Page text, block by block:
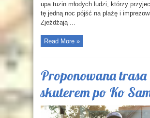
upa tuzin młodych ludzi, którzy
tę jedną noc pójść na plażę i
Zjeżdżają ...
Read More »
Proponowana trasa
skuterem po Ko